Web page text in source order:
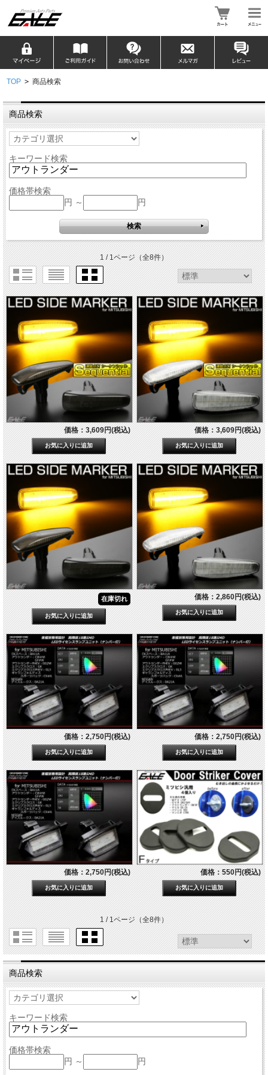
TOP > 商品検索
商品検索
キーワード検索
価格帯検索
円 ～
円
1 / 1ページ（全8件）
価格：3,609円(税込) 価格：3,609円(税込)
在庫切れ 価格：2,860円(税込)
価格：2,750円(税込) 価格：2,750円(税込)
価格：2,750円(税込) 価格：550円(税込)
1 / 1ページ（全8件）
商品検索
キーワード検索
価格帯検索
円 ～
円